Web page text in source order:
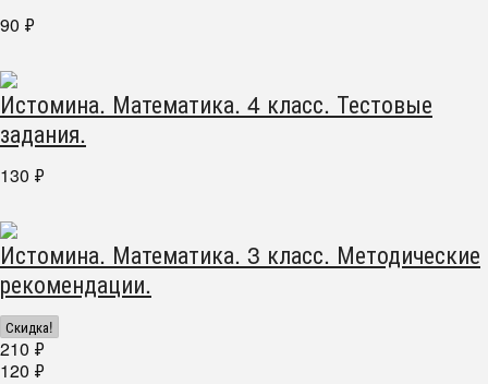
90 ₽
Истомина. Математика. 4 класс. Тестовые
задания.
130 ₽
Истомина. Математика. 3 класс. Методические
рекомендации.
Скидка!
210 ₽
120 ₽